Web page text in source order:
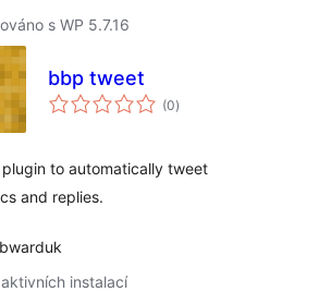
s WP 5.7.16
bbp tweet
(0celkové
hodnocení
)
to automatically tweet
and replies.
instalací